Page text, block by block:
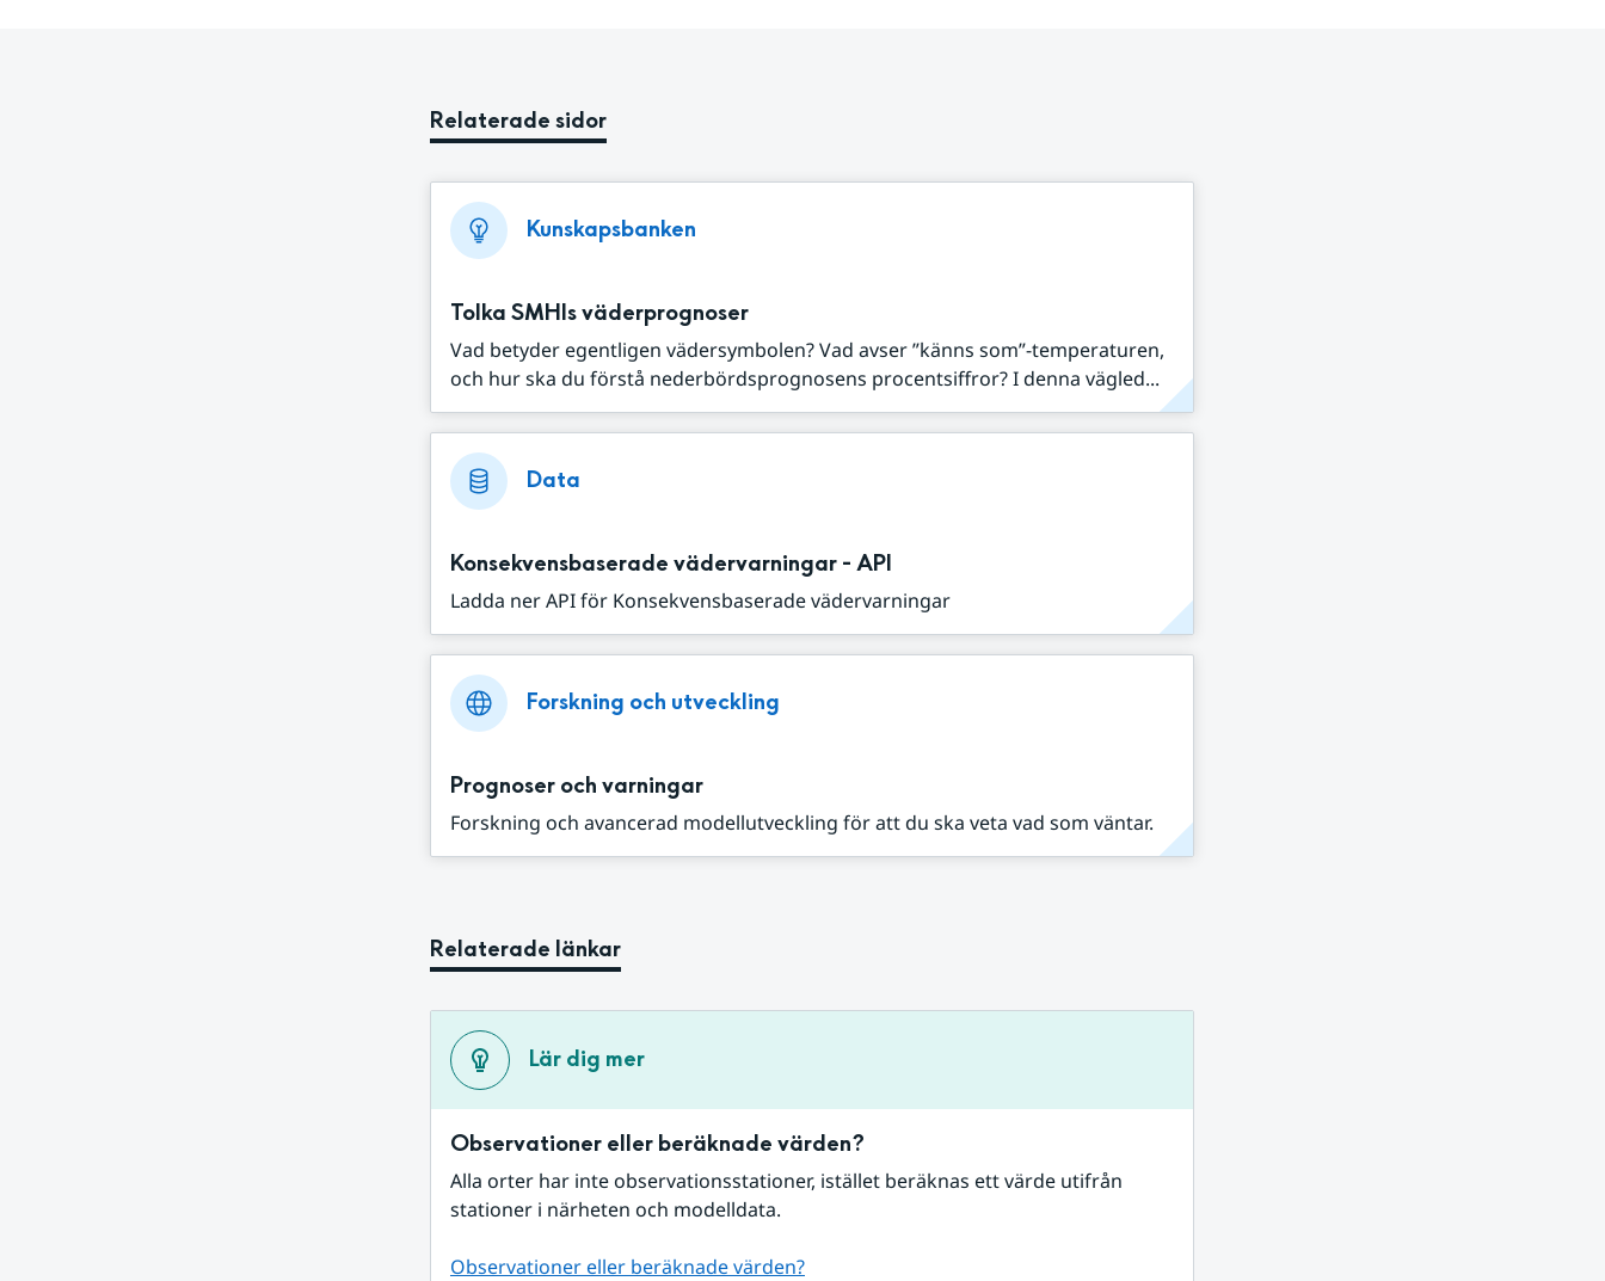
Relaterade sidor
Kunskapsbanken
Tolka SMHIs väderprognoser
Vad betyder egentligen vädersymbolen? Vad avser ”känns som”-temperaturen,
och hur ska du förstå nederbördsprognosens procentsiffror? I denna vägled...
Data
Konsekvensbaserade vädervarningar - API
Ladda ner API för Konsekvensbaserade vädervarningar
Forskning och utveckling
Prognoser och varningar
Forskning och avancerad modellutveckling för att du ska veta vad som väntar.
Relaterade länkar
Lär dig mer
Observationer eller beräknade värden?
Alla orter har inte observationsstationer, istället beräknas ett värde utifrån
stationer i närheten och modelldata.
Observationer eller beräknade värden?